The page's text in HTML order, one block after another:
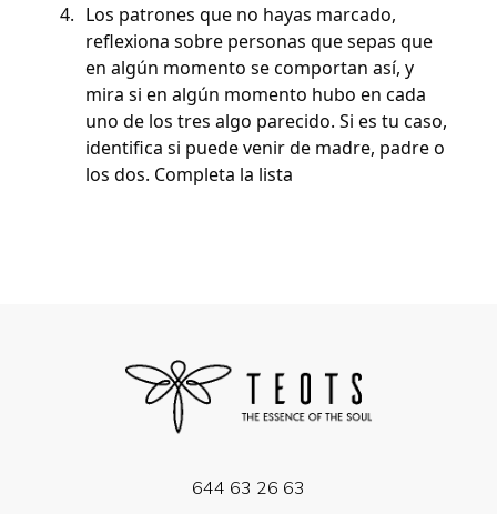
Los patrones que no hayas marcado,
reflexiona sobre personas que sepas que
en algún momento se comportan así, y
mira si en algún momento hubo en cada
uno de los tres algo parecido. Si es tu caso,
identifica si puede venir de madre, padre o
los dos. Completa la lista
644 63 26 63